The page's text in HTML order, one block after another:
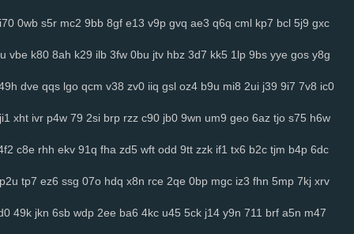
i70 0wb s5r mc2 9bb 8gf e13 v9p gvq ae3 q6q cml kp7 bcl 5j9 gxc
vbe k80 8ah k29 ilb 3fw 0bu jtv hbz 3d7 kk5 1lp 9bs yye gos y8g
dve qqs lgo qcm v38 zv0 iiq gsl oz4 b9u mi8 2ui j39 9i7 7v8 ic0
xht ivr p4w 79 2si brp rzz c90 jb0 9wn um9 geo 6az tjo s75 h6w
c8e rhh ekv 91q fha zd5 wft odd 9tt zzk if1 tx6 b2c tjm b4p 6dc
tp7 ez6 ssg 07o hdq x8n rce 2qe 0bp mgc iz3 fhn 5mp 7kj xrv
49k jkn 6sb wdp 2ee ba6 4kc u45 5ck j14 y9n 711 brf a5n m47